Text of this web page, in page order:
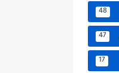
48
47
17